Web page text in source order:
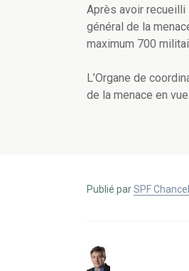
Après avoir recueilli
général de la
maximum 700
L’Organe de
de la menace en
Publié parSPF